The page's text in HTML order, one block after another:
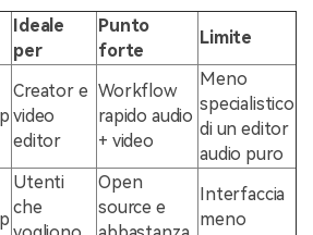
Ideale
per
Punto
forte
Limite
Creator e
video
editor
Workflow
rapido audio
+ video
Meno
specialistico
di un editor
audio puro
Utenti
che
Open
source e
Interfaccia
meno